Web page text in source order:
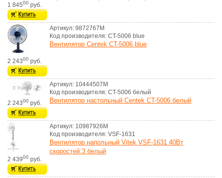
1 84500 руб.
2 24300 руб.
Артикул: 9872767M
Код производителя: CT-5006 blue
Вентилятор Centek CT-5006 blue
2 24300 руб.
Артикул: 10444507M
Код производителя: CT-5006 белый
Вентилятор настольный Centek CT-5006 белый
2 43900 руб.
Артикул: 10987926M
Код производителя: VSF-1631
Вентилятор напольный Vitek VSF-1631 40Вт
скоростей:3 белый